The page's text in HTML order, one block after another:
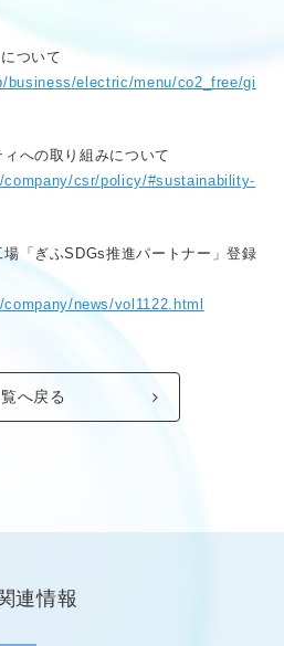
ついて
electric/menu/co2_free/gi
への取り組みについて
csr/policy/#sustainability-
「ぎふSDGs推進パートナー」登録
news/vol1122.html
へ戻る
連情報